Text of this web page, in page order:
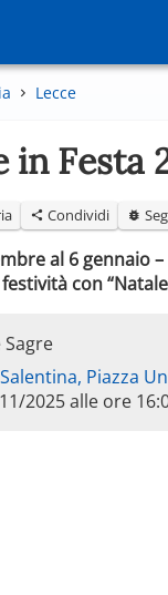
Lecce
in Festa
Condividi
al 6 gennaio
con
Sagre
Piazza
2025 alle ore